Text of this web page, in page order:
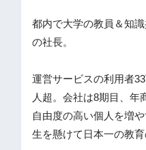
都内で大学の教員＆知
の社長。
運営サービスの利用者
人超。会社は8期目、年
自由度の高い個人を増
生を懸けて日本一の教育